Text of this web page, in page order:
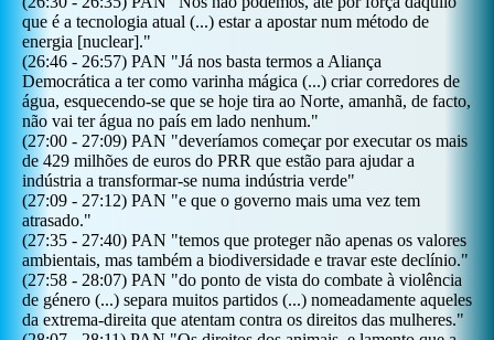
que é a tecnologia atual (...) estar a apostar num método de
energia [nuclear]."
(26:46 - 26:57) PAN "Já nos basta termos a Aliança
Democrática a ter como varinha mágica (...) criar corredores de
água, esquecendo-se que se hoje tira ao Norte, amanhã, de facto,
não vai ter água no país em lado nenhum."
(27:00 - 27:09) PAN "deveríamos começar por executar os mais
de 429 milhões de euros do PRR que estão para ajudar a
indústria a transformar-se numa indústria verde"
(27:09 - 27:12) PAN "e que o governo mais uma vez tem
atrasado."
(27:35 - 27:40) PAN "temos que proteger não apenas os valores
ambientais, mas também a biodiversidade e travar este declínio."
(27:58 - 28:07) PAN "do ponto de vista do combate à violência
de género (...) separa muitos partidos (...) nomeadamente aqueles
da extrema-direita que atentam contra os direitos das mulheres."